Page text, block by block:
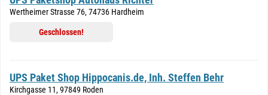
Wertheimer Strasse 76, 74736 Hardheim
Geschlossen!
UPS Paket Shop Hippocanis.de, Inh. Steffen Behr
Kirchgasse 11, 97849 Roden